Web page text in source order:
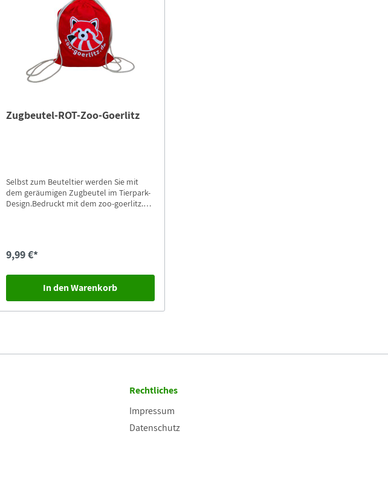
Zugbeutel-ROT-Zoo-Goerlitz
Selbst zum Beuteltier werden Sie mit
dem geräumigen Zugbeutel im Tierpark-
Design.Bedruckt mit dem zoo-goerlitz.de
9,99 €*
In den Warenkorb
Rechtliches
Impressum
Datenschutz